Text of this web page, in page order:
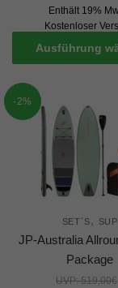
Enthält 19%
Kostenloser
Ausführung
-2%
SET´S, SUP
JP-Australia
Package
UVP:519,00€